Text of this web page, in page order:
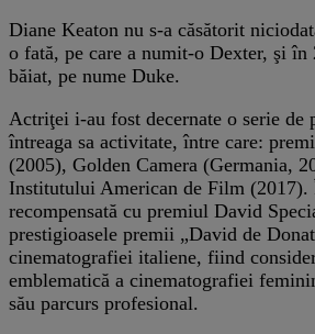
Diane Keaton nu s-a căsătorit
o fată, pe care a numit-o Dexter, şi în
băiat, pe nume Duke.
Actriţei i-au fost decernate o serie de
întreaga sa activitate, între care:
(2005), Golden Camera (Germania,
Institutului American de Film (2017).
recompensată cu premiul David
prestigioasele premii „David de
cinematografiei italiene, fiind
emblematică a cinematografiei
său parcurs profesional.